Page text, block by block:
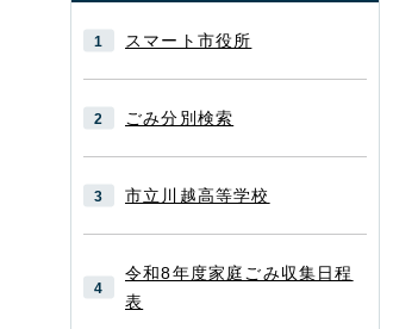
スマート市役所
ごみ分別検索
市立川越高等学校
令和8年度家庭ごみ収集日程
表